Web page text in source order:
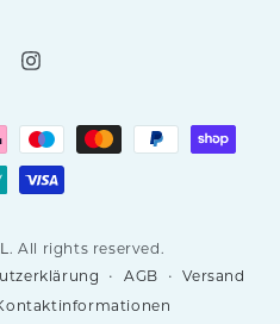
Instagram
. All rights reserved.
AGB
Versand